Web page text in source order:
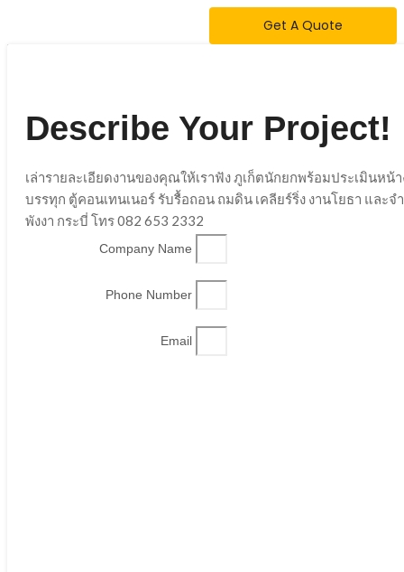
Get A Quote
Describe Your Project!
เล่ารายละเอียดงานของคุณให้เราฟัง ภูเก็ตนักยกพร้อมประเมินหน้
บรรทุก ตู้คอนเทนเนอร์ รับรื้อถอน ถมดิน เคลียร์ริ่ง งานโยธา และ
พังงา กระบี่ โทร 082 653 2332
Company Name
Phone Number
Email